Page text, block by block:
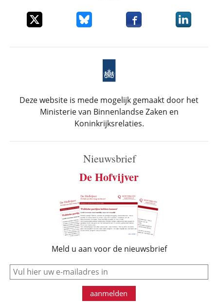
Deel dit item op XDeel dit item op Bluesky
Deel dit item opDeel dit
Deze website is mede mogelijk gemaakt door het
Ministerie van Binnenlandse Zaken en
Koninkrijksrelaties.
Nieuwsbrief
De Hofvijver
Meld u aan voor de nieuwsbrief
e-mail
aanmelden